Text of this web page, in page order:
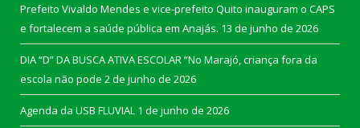
Prefeito Vivaldo Mendes e vice-prefeito Quito inauguram o CAPS
e fortalecem a saúde pública em Anajás. 13 de junho de 2026
DIA “D” DA BUSCA ATIVA ESCOLAR “No Marajó, criança fora da
escola não pode 2 de junho de 2026
Agenda da USB FLUVIAL 1 de junho de 2026